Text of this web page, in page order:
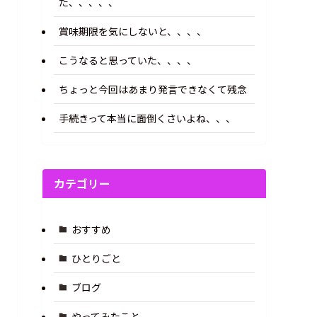
賞味期限を気にしないと、、、、
こうなると思っていた、、、、
ちょっと今回はあまり発言できなくて残念
手続きって本当に面倒くさいよね、、、
カテゴリー
おすすめ
ひとりごと
ブログ